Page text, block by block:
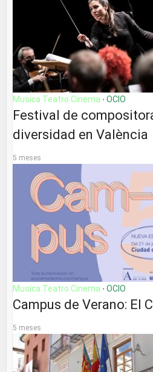
Musica Teatro Cinema • OCIO
Festival de
diversidad en València
5 meses
Musica Teatro Cinema • OCIO
Campus de Verano: El
5 meses